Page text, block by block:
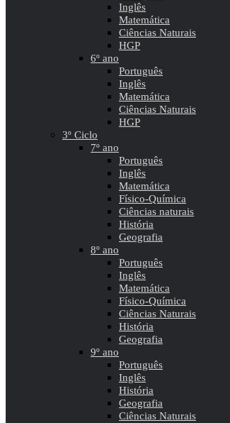
Inglês
Matemática
Ciências Naturais
HGP
6º ano
Português
Inglês
Matemática
Ciências Naturais
HGP
3º Ciclo
7º ano
Português
Inglês
Matemática
Físico-Química
Ciências naturais
História
Geografia
8º ano
Português
Inglês
Matemática
Físico-Química
Ciências Naturais
História
Geografia
9º ano
Português
Inglês
História
Geografia
Ciências Naturais